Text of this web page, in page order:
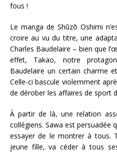
fous !
Le manga de Shūzō Oshimi
croire au vu du titre, une
Charles Baudelaire – bien que
effet, Takao, notre
Baudelaire un certain charme
Celle-ci bascule violemment
de dérober les affaires de sport
À partir de là, une relation
collégiens. Sawa est persuadée
essayer de le montrer à tous.
jeune fille, va céder à tous